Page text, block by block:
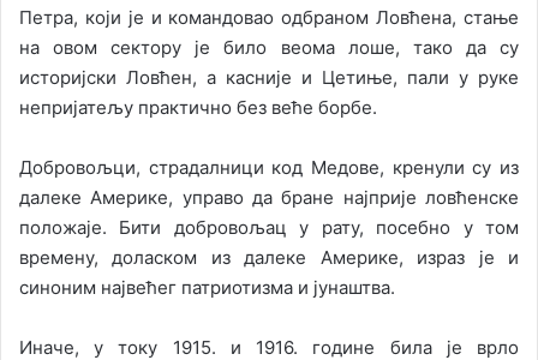
Петра, који је и командовао одбраном Ловћена, стање
на овом сектору је било веома лоше, тако да су
историјски Ловћен, а касније и Цетиње, пали у руке
непријатељу практично без веће борбе.
Добровољци, страдалници код Медове, кренули су из
далеке Америке, управо да бране најприје ловћенске
положаје. Бити добровољац у рату, посебно у том
времену, доласком из далеке Америке, израз је и
синоним највећег патриотизма и јунаштва.
Иначе, у току 1915. и 1916. године била је врло